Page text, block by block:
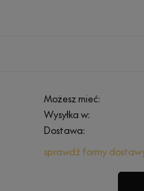
Możesz mieć:
Wysyłka w:
Dostawa:
Cena nie
sprawdź formy